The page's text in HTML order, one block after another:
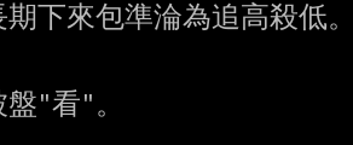
下來包準淪為追高殺低。
"看"。